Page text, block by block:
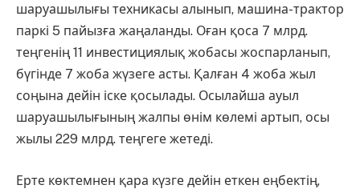
шаруашылығы техникасы алынып, машина-трактор
паркі 5 пайызға жаңаланды. Оған қоса 7 млрд.
теңгенің 11 инвестициялық жобасы жоспарланып,
бүгінде 7 жоба жүзеге асты. Қалған 4 жоба жыл
соңына дейін іске қосылады. Осылайша ауыл
шаруашылығының жалпы өнім көлемі артып, осы
жылы 229 млрд. теңгеге жетеді.
Ерте көктемнен қара күзге дейін еткен еңбектің,